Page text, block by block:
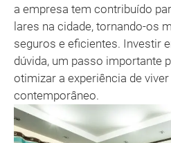
a empresa tem contribuído
lares na cidade, tornando-os
seguros e eficientes. Investir
dúvida, um passo importante
otimizar a experiência de
contemporâneo.